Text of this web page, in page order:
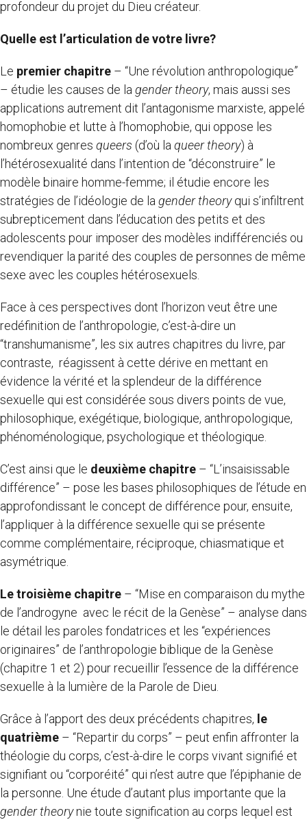
profondeur du projet du Dieu créateur.
Quelle est l’articulation de votre livre?
Le premier chapitre – “Une révolution anthropologique”
– étudie les causes de la gender theory, mais aussi ses
applications autrement dit l’antagonisme marxiste, appelé
homophobie et lutte à l’homophobie, qui oppose les
nombreux genres queers (d’où la queer theory) à
l’hétérosexualité dans l’intention de “déconstruire” le
modèle binaire homme-femme; il étudie encore les
stratégies de l’idéologie de la gender theoryqui s’infiltrent
subrepticement dans l’éducation des petits et des
adolescents pour imposer des modèles indifférenciés ou
revendiquer la parité des couples de personnes de même
sexe avec les couples hétérosexuels.
Face à ces perspectives dont l’horizon veut être une
redéfinition de l’anthropologie, c’est-à-dire un
“transhumanisme”, les six autres chapitres du livre, par
contraste, réagissent à cette dérive en mettant en
évidence la vérité et la splendeur de la différence
sexuelle qui est considérée sous divers points de vue,
philosophique, exégétique, biologique, anthropologique,
phénoménologique, psychologique et théologique.
C’est ainsi que le deuxième chapitre – “L’insaisissable
différence” – pose les bases philosophiques de l’étude en
approfondissant le concept de différence pour, ensuite,
l’appliquer à la différence sexuelle qui se présente
comme complémentaire, réciproque, chiasmatique et
asymétrique.
Le troisième chapitre – “Mise en comparaison du mythe
de l’androgyne avec le récit de la Genèse” – analyse dans
le détail les paroles fondatrices et les “expériences
originaires” de l’anthropologie biblique de la Genèse
(chapitre 1 et 2) pour recueillir l’essence de la différence
sexuelle à la lumière de la Parole de Dieu.
Grâce à l’apport des deux précédents chapitres, le
quatrième – “Repartir du corps” – peut enfin affronter la
théologie du corps, c’est-à-dire le corps vivant signifié et
signifiant ou “corporéité” qui n’est autre que l’épiphanie de
la personne. Une étude d’autant plus importante que la
gender theorynie toute signification au corps lequel est